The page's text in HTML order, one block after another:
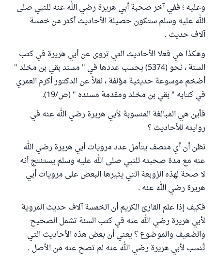
وعليه ؛ ففي آخر صحبة أبي هريرة رضي الله عنه للنبي صلى
الله عليه وسلم ستكون حصيلة الأحاديث أكثر من خمسة
آلاف حديث .
وهكذا هي فعلا الأحاديث التي تروى عن أبي هريرة في كتب
السنة ، نحو (5374) بحسب عددها في " مسند بقي بن مخلد "
أضخم موسوعة حديثية مؤلفة ، نقلاً عن الدكتور أكرم العمري
في كتابه " بقي بن مخلد ومقدمة مسنده " (ص/19).
فأين هي المبالغة المنسوبة لأبي هريرة رضي الله عنه في
روايته للأحاديث ؟
نظن أن أي منصف يتأمل عدد مرويات أبي هريرة رضي الله
عنه مع مدة صحبته للنبي صلى الله عليه وسلم يستنتج أنه
لا صحة لهذه الزوبعة التي يثيرها البعض على مرويات أبي
هريرة رضي الله عنه .
فكيف إذا علم القارئ الكريم أن الخمسة آلاف حديث المروية
لأبي هريرة رضي الله عنه في كتب السنة تشمل الصحيح
والضعيف والموضوع ؟ يعني أن بعض هذه الأحاديث التي
تُنسب لأبي هريرة رضي الله عنه لم تصح عنه من الأصل .